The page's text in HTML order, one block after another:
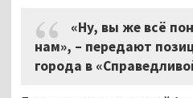
«Ну, вы же всё
нам», – передают
города в